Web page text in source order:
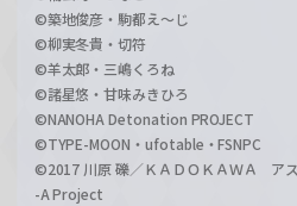
©築地俊彦・駒都え～じ
©柳実冬貴・切符
©羊太郎・三嶋くろね
©諸星悠・甘味みきひろ
©NANOHA Detonation PROJECT
©TYPE-MOON・ufotable・FSNPC
©2017 川原 礫／ＫＡＤＯＫＡＷＡ ア
-A Project